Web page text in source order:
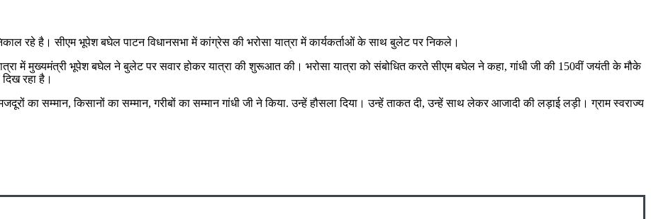
रहे है। सीएम भूपेश बघेल पाटन विधानसभा में कांग्रेस की भरोसा यात्रा में कार्यकर्ताओं के साथ बुलेट पर निकले।
में मुख्यमंत्री भूपेश बघेल ने बुलेट पर सवार होकर यात्रा की शुरूआत की। भरोसा यात्रा को संबोधित करते सीएम बघेल ने कहा, गांधी जी की 150वीं जयंती के मौके
रहा है।
का सम्मान, किसानों का सम्मान, गरीबों का सम्मान गांधी जी ने किया. उन्हें हौसला दिया। उन्हें ताकत दी, उन्हें साथ लेकर आजादी की लड़ाई लड़ी। ग्राम स्वराज्य